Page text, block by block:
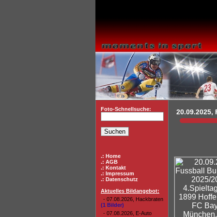
Foto-Schnellsuche:
.: Home
.: AGB
.: Kontakt
.: Impressum
.: Datenschutz
Aktuelles Bildangebot:
- 07.08.2026, Hackbraten
(1 Bilder)
- 07.08.2026, E-Auto
20.09.2025,